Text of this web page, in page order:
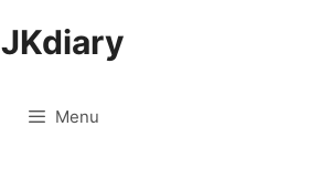
JKdiary
Menu